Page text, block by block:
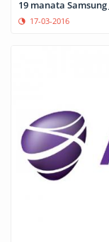
17-03-2016